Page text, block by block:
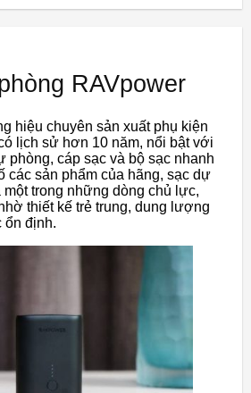
RAVpower
hiệu chuyên sản xuất phụ kiện
lịch sử hơn 10 năm, nổi bật với
phòng, cáp sạc và bộ sạc nhanh
các sản phẩm của hãng, sạc dự
trong những dòng chủ lực,
thiết kế trẻ trung, dung lượng
ổn định.